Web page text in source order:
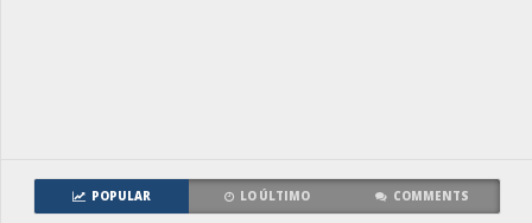
POPULAR LO ÚLTIMO COMMENTS